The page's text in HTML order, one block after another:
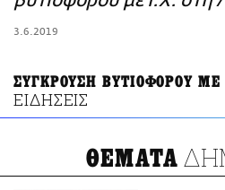
3.6.2019
ΣΥΓΚΡΟΥΣΗ ΒΥΤΙΟΦΟΡΟΥ ΜΕ
ΕΙΔΗΣΕΙΣ
ΘΕΜΑΤΑ